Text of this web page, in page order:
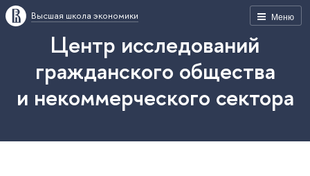
Меню
Высшая школа экономики
Центр исследований
гражданского общества
и некоммерческого сектора